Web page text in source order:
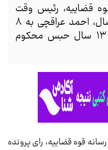
قضاییه، رئیس وقت
بانک مرکزی به تحمل ۱۰ سال، احمد عراقچی به ۸
سال و سالار آقا خانی به ۱۳ سال حبس محکوم
قوه قضاییه، رای پرونده